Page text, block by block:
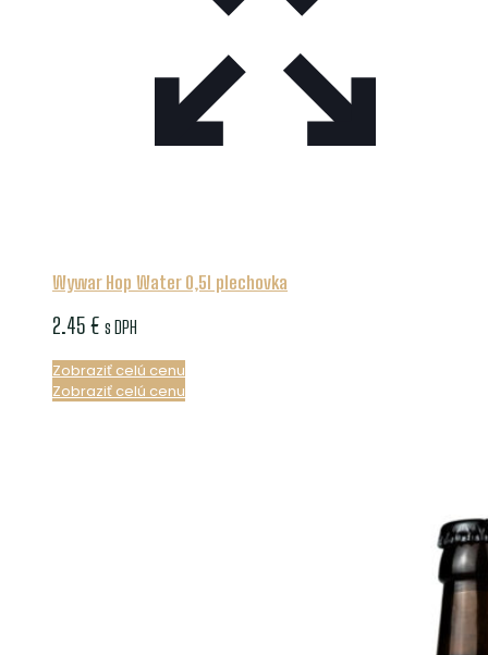
Wywar Hop Water 0,5l plechovka
2.45 € s DPH
Zobraziť celú cenu
Zobraziť celú cenu